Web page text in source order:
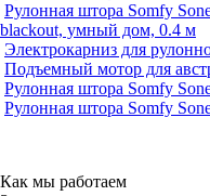
Рулонная штора Somfy
blackout, умный дом, 0.4 м
Электрокарниз для
Подъемный мотор для
Рулонная штора Somfy
Рулонная штора Somfy
Как мы работаем